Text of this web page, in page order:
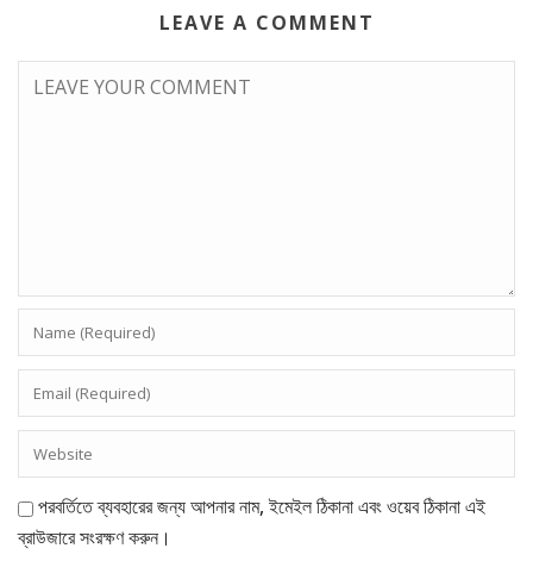
LEAVE A COMMENT
পরবর্তিতে ব্যবহারের জন্য আপনার নাম, ইমেইল ঠিকানা এবং ওয়েব ঠিকানা এই
ব্রাউজারে সংরক্ষণ করুন।